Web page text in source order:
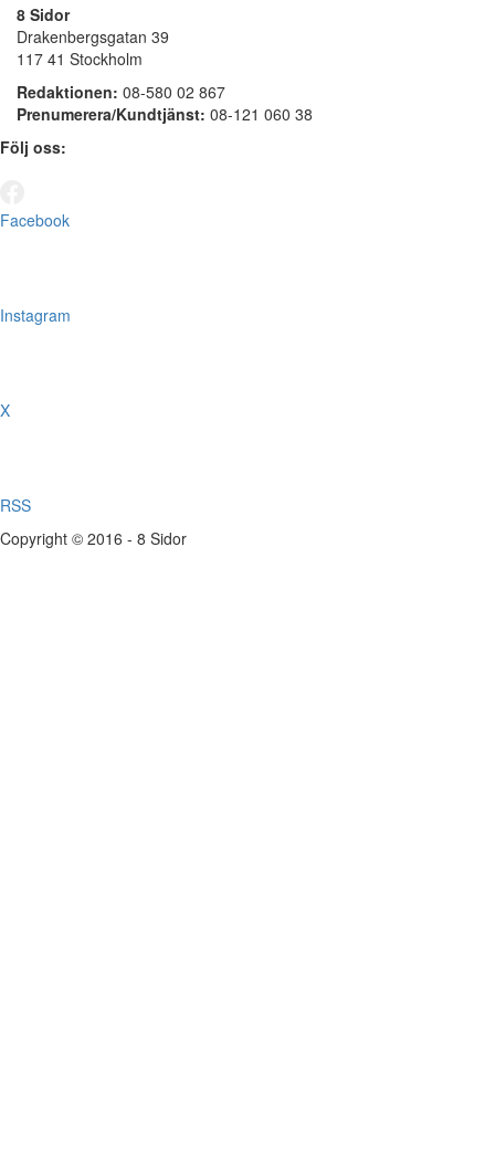
8 Sidor
Drakenbergsgatan 39
117 41 Stockholm
Redaktionen: 08-580 02 867
Prenumerera/Kundtjänst: 08-121 060 38
Följ oss:
Facebook
Instagram
X
RSS
Copyright © 2016 - 8 Sidor